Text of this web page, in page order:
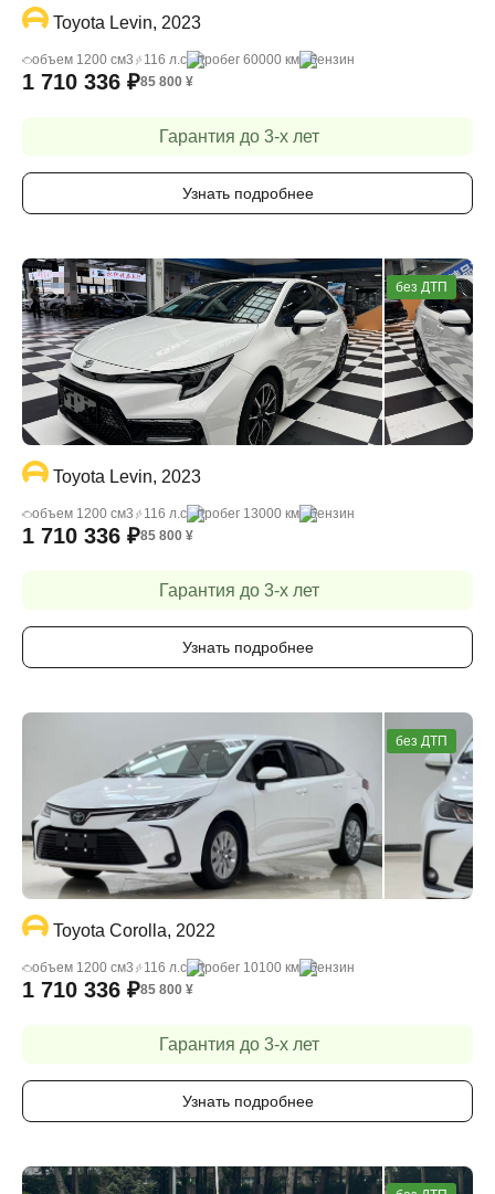
Toyota Levin, 2023
объем 1200 cм3 116 л.с пробег 60000 км бензин
1 710 336 ₽85 800 ¥
Гарантия до 3-х лет
Узнать подробнее
без ДТП
Toyota Levin, 2023
объем 1200 cм3 116 л.с пробег 13000 км бензин
1 710 336 ₽85 800 ¥
Гарантия до 3-х лет
Узнать подробнее
без ДТП
Toyota Corolla, 2022
объем 1200 cм3 116 л.с пробег 10100 км бензин
1 710 336 ₽85 800 ¥
Гарантия до 3-х лет
Узнать подробнее